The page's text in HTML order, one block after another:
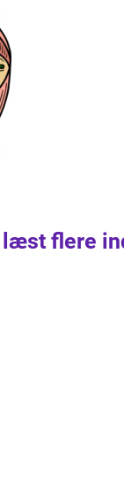
læst flere